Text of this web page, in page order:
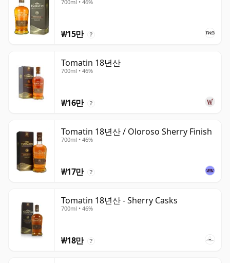
700ml • 46%
₩15만 ?
Tomatin 18년산
700ml • 46%
₩16만 ?
Tomatin 18년산 / Oloroso Sherry Finish
700ml • 46%
₩17만 ?
Tomatin 18년산 - Sherry Casks
700ml • 46%
₩18만 ?